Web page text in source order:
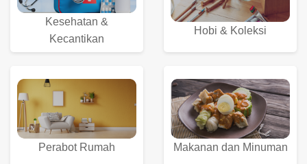
Kesehatan &
Kecantikan
Hobi & Koleksi
Perabot Rumah Makanan dan Minuman